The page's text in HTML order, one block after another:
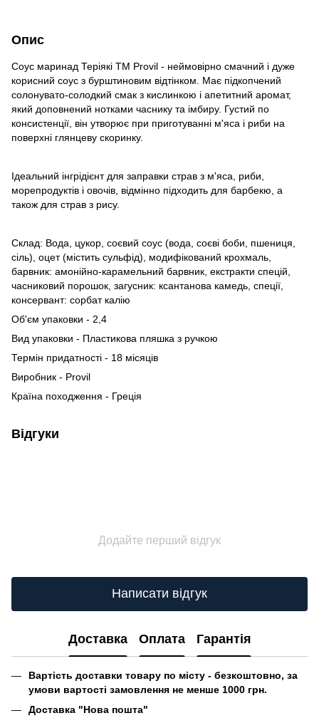
Опис
Соус маринад Теріякі ТМ Provil - неймовірно смачний і дуже
корисний соус з бурштиновим відтінком. Має підкопчений
солонувато-солодкий смак з кислинкою і апетитний аромат,
який доповнений нотками часнику та імбиру. Густий по
консистенції, він утворює при приготуванні м'яса і риби на
поверхні глянцеву скоринку.
Ідеальний інгрідієнт для заправки страв з м'яса, риби,
морепродуктів і овочів, відмінно підходить для барбекю, а
також для страв з рису.
Склад: Вода, цукор, соєвий соус (вода, соєві боби, пшениця,
сіль), оцет (містить сульфід), модифікований крохмаль,
барвник: амонійно-карамельний барвник, екстракти спецій,
часниковий порошок, загусник: ксантанова камедь, спеції,
консервант: сорбат калію
Об'єм упаковки - 2,4
Вид упаковки - Пластикова пляшка з ручкою
Термін придатності - 18 місяців
Виробник - Provil
Країна походження - Греція
Відгуки
Додайте перший відгук
Написати відгук
Доставка Оплата Гарантія
Вартість доставки товару по місту - безкоштовно, за
умови вартості замовлення не менше 1000 грн.
Доставка "Нова пошта"